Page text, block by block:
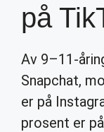
på
Av 9–11-
Snapchat,
er på
prosent er på